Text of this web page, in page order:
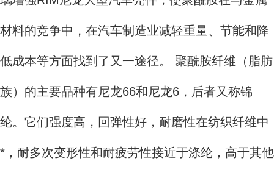
材料的竞争中，在汽车制造业减轻重量、节能和降
低成本等方面找到了又一途径。 聚酰胺纤维（脂肪
族）的主要品种有尼龙66和尼龙6，后者又称锦
纶。它们强度高，回弹性好，耐磨性在纺织纤维中
*，耐多次变形性和耐疲劳性接近于涤纶，高于其他